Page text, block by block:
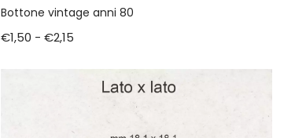
Bottone vintage anni 80
€1,50 - €2,15